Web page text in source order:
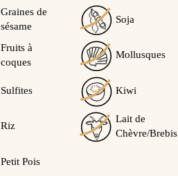
Graines de
sésame
Soja
Fruits à
coques
Mollusques
Sulfites Kiwi
Riz
Lait de
Chèvre/Brebis
Petit Pois